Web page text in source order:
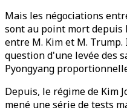
Mais les négociations
sont au point mort depuis
entre M. Kim et M.
question d'une levée des
Pyongyang
Depuis, le régime de Kim
mené une série de tests